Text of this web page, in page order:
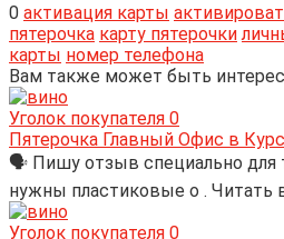
0 активация карты
пятерочка карту пятерочки
карты номер телефона
Вам также может быть
Уголок покупателя 0
Пятерочка Главный Офис в
🗣 Пишу отзыв специально для
нужны пластиковые о . Читать
Уголок покупателя 0